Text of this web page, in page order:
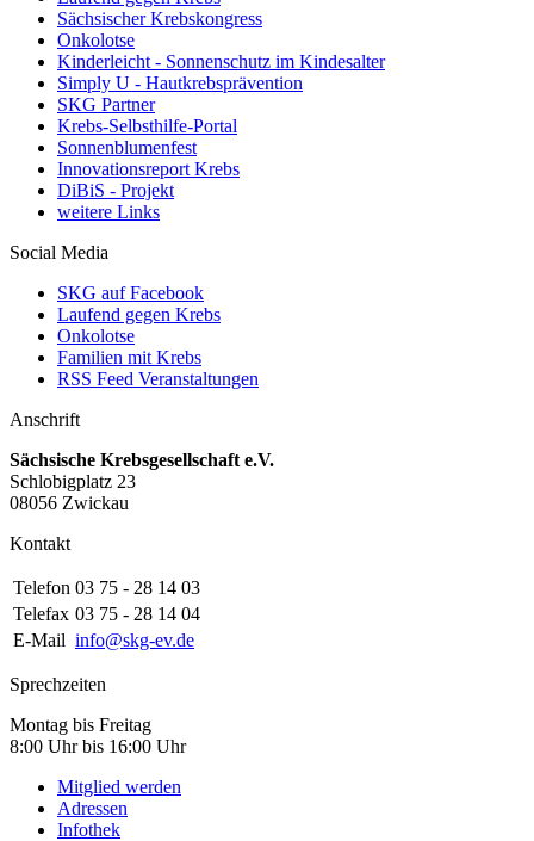
Sächsischer Krebskongress
Onkolotse
Kinderleicht - Sonnenschutz im Kindesalter
Simply U - Hautkrebsprävention
SKG Partner
Krebs-Selbsthilfe-Portal
Sonnenblumenfest
Innovationsreport Krebs
DiBiS - Projekt
weitere Links
Social Media
SKG auf Facebook
Laufend gegen Krebs
Onkolotse
Familien mit Krebs
RSS Feed Veranstaltungen
Anschrift
Sächsische Krebsgesellschaft e.V.
Schlobigplatz 23
08056 Zwickau
Kontakt
Telefon 03 75 - 28 14 03
Telefax 03 75 - 28 14 04
E-Mail info@skg-ev.de
Sprechzeiten
Montag bis Freitag
8:00 Uhr bis 16:00 Uhr
Mitglied werden
Adressen
Infothek